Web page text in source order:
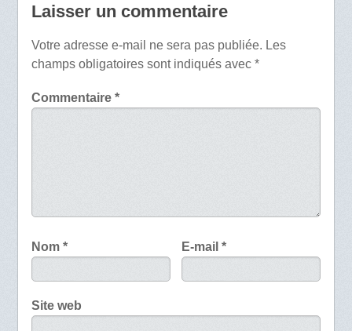
Laisser un commentaire
Votre adresse e-mail ne sera pas publiée. Les
champs obligatoires sont indiqués avec *
Commentaire *
Nom * E-mail*
Site web